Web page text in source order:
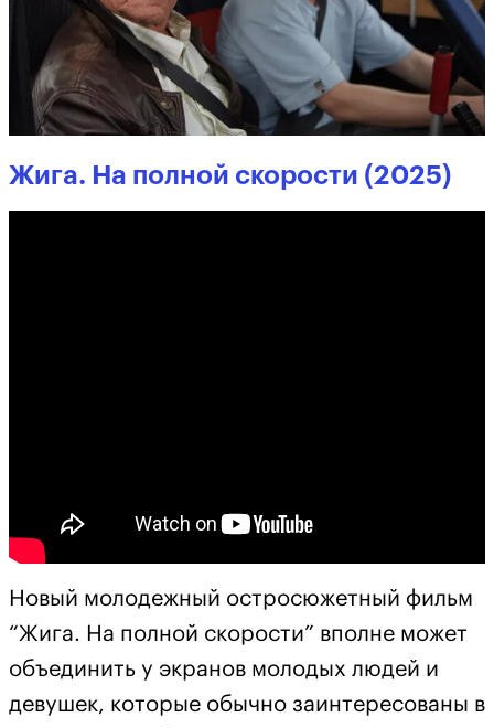
Жига. На полной скорости (2025)
Новый молодежный остросюжетный фильм
“Жига. На полной скорости” вполне может
объединить у экранов молодых людей и
девушек, которые обычно заинтересованы в